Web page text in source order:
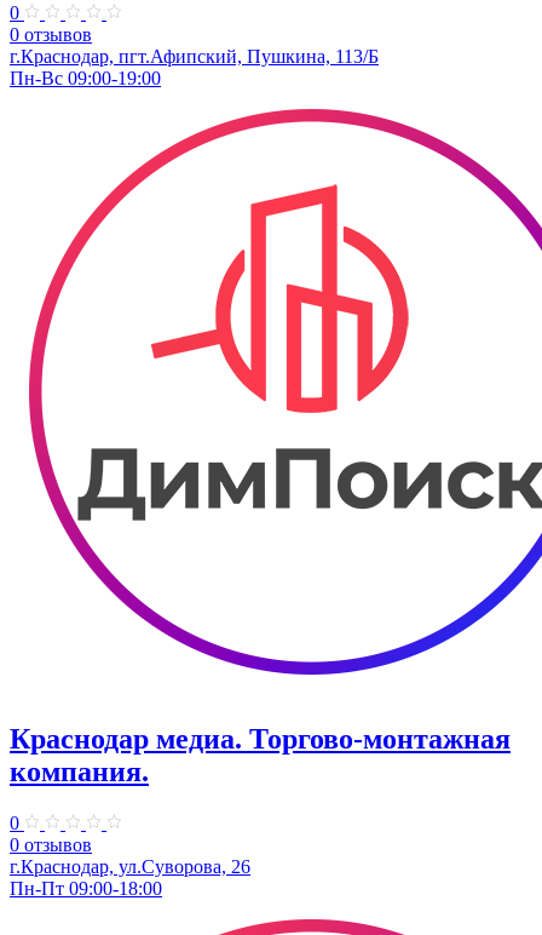
0
0 отзывов
г.Краснодар, пгт.Афипский, Пушкина, 113/Б
Пн-Вс 09:00-19:00
Краснодар медиа. Торгово-монтажная
компания.
0
0 отзывов
г.Краснодар, ул.Суворова, 26
Пн-Пт 09:00-18:00